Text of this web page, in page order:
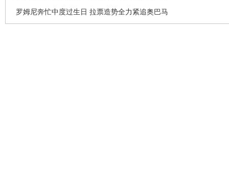
罗姆尼奔忙中度过生日 拉票造势全力紧追奥巴马